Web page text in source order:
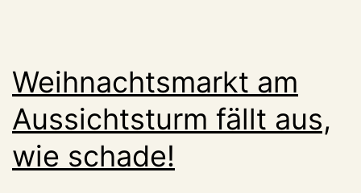
Weihnachtsmarkt am
Aussichtsturm fällt aus,
wie schade!